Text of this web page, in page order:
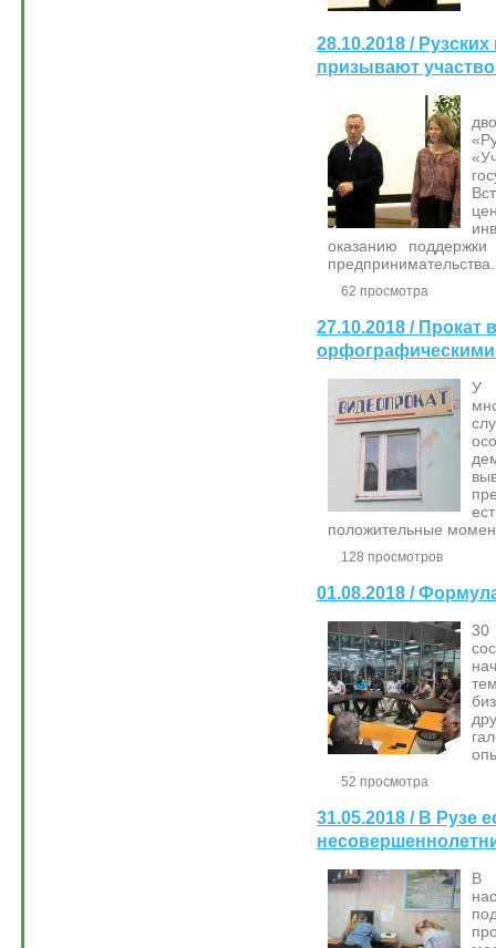
28.10.2018 /
призывают
оказанию
предпринимательства.
62 просмотра
27.10.2018 / Прокат
У
положительные
128 просмотров
01.08.2018 /
30
52 просмотра
31.05.2018 / В Рузе
В